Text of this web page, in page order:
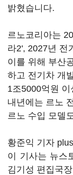
밝혔습니다.
르노코리아는
라2', 2027년 전
이를 위해 부산
하고 전기차 개
1조5000억원
내년에는 르노
르노 수입 모델
황준익 기자
이 기사는 뉴스
김기성 편집국